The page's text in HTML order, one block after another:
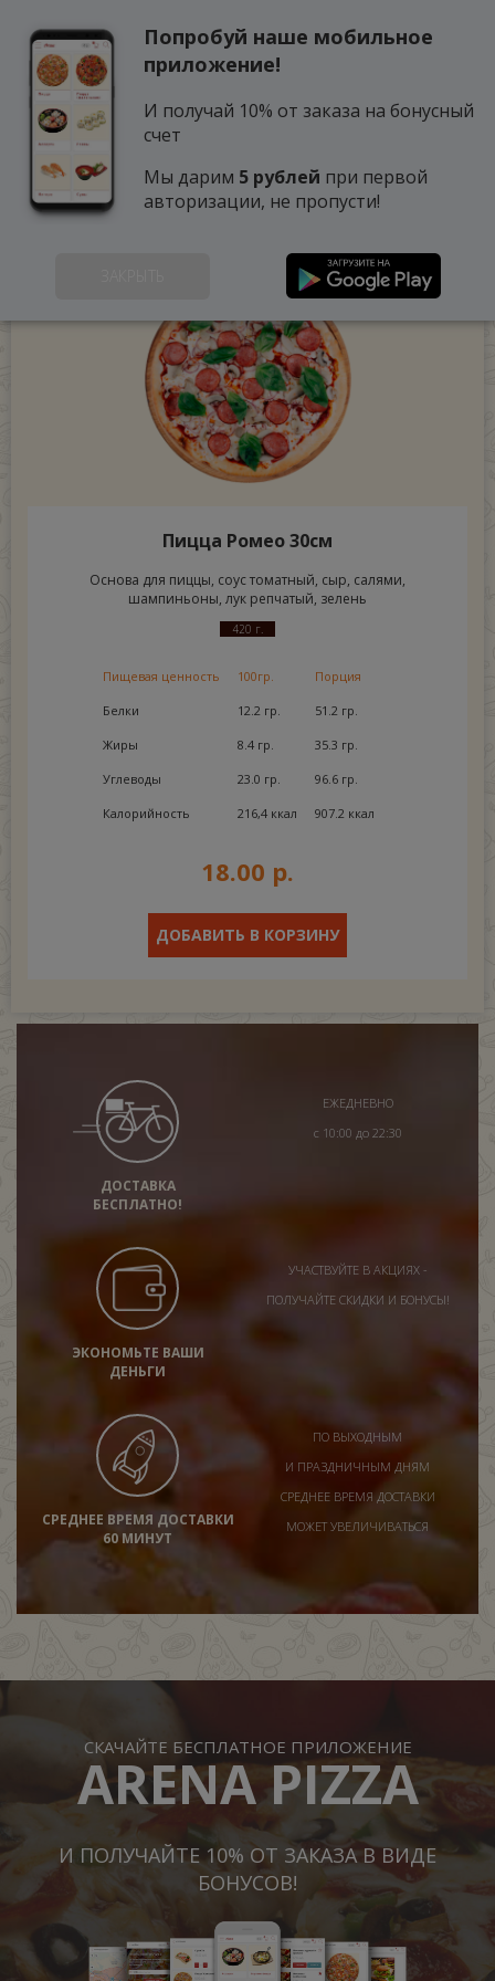
Пицца Ромео 30см
Основа для пиццы, соус томатный, сыр, салями,
шампиньоны, лук репчатый, зелень
420 г.
Пищевая ценность 100гр. Порция
Белки 12.2 гр. 51.2 гр.
Жиры 8.4 гр. 35.3 гр.
Углеводы 23.0 гр. 96.6 гр.
Калорийность 216,4 ккал 907.2 ккал
18.00 р.
ДОБАВИТЬ В КОРЗИНУ
ДОСТАВКА
БЕСПЛАТНО!
ЕЖЕДНЕВНО
с 10:00 до 22:30
ЭКОНОМЬТЕ ВАШИ
ДЕНЬГИ
УЧАСТВУЙТЕ В АКЦИЯХ -
ПОЛУЧАЙТЕ СКИДКИ И БОНУСЫ!
СРЕДНЕЕ ВРЕМЯ ДОСТАВКИ
60 МИНУТ
ПО ВЫХОДНЫМ
И ПРАЗДНИЧНЫМ ДНЯМ
СРЕДНЕЕ ВРЕМЯ ДОСТАВКИ
МОЖЕТ УВЕЛИЧИВАТЬСЯ
СКАЧАЙТЕ БЕСПЛАТНОЕ ПРИЛОЖЕНИЕ
ARENA PIZZA
И ПОЛУЧАЙТЕ 10% ОТ ЗАКАЗА В ВИДЕ
БОНУСОВ!
Попробуй наше мобильное
приложение!
И получай 10% от заказа на бонусный
счет
Мы дарим 5 рублей при первой
авторизации, не пропусти!